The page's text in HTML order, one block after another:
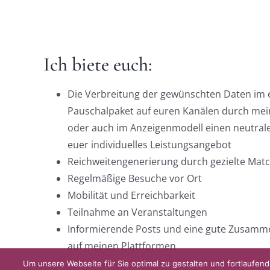
Ich biete euch:
Die Verbreitung der gewünschten Daten im
Pauschalpaket auf euren Kanälen durch
oder auch im Anzeigenmodell einen
euer individuelles Leistungsangebot
Reichweitengenerierung durch gezielte
Regelmäßige Besuche vor Ort
Mobilität und Erreichbarkeit
Teilnahme an Veranstaltungen
Informierende Posts und eine gute
auf meinen Plattformen
DIE KULMBLOGGERA
Kulmbloggera
Podcast
Kooperationen
vkfk
Leistungen – Buchungen
Immer die
AUS DEM
Um unsere Webseite für Sie optimal zu gestalten und